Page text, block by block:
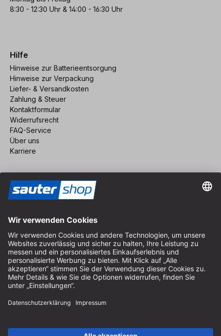
8:30 - 12:30 Uhr & 14:00 - 16:30 Uhr
Hilfe
Hinweise zur Batterieentsorgung
Hinweise zur Verpackung
Liefer- & Versandkosten
Zahlung & Steuer
Kontaktformular
Widerrufsrecht
FAQ-Service
Über uns
Karriere
Impressum
AGB
Datenschutz
Cookie-Einstellungen
© 2026 sauter GmbH
* kostenloser Versand ab 150 Euro Bestellwert innerhalb